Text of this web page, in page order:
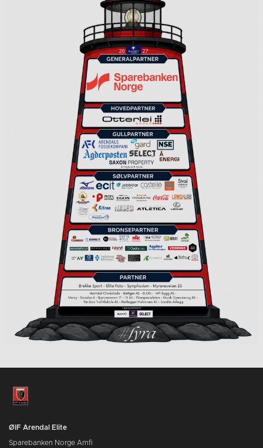
ØIF Arendal Elite
Sparebanken Norge Amfi